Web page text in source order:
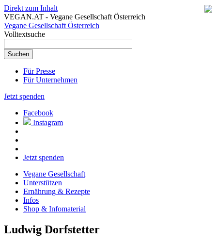
Direkt zum Inhalt
VEGAN.AT - Vegane Gesellschaft Österreich
Vegane Gesellschaft Österreich
Volltextsuche
Für Presse
Für Unternehmen
Jetzt spenden
Facebook
Instagram
Jetzt spenden
Vegane Gesellschaft
Unterstützen
Ernährung & Rezepte
Infos
Shop & Infomaterial
Ludwig Dorfstetter